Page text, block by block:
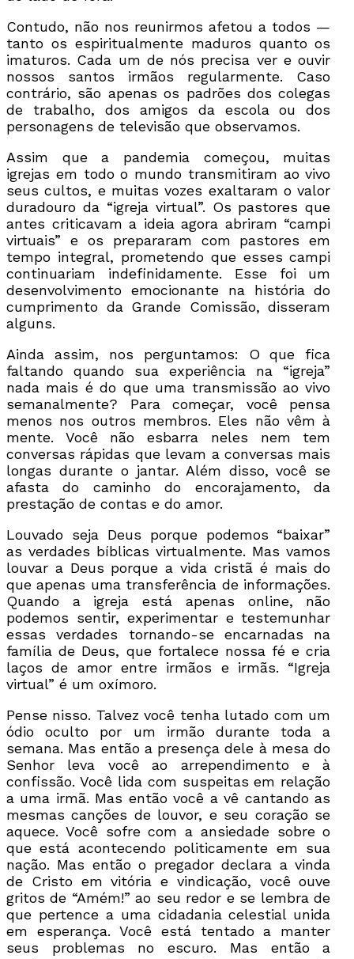
Contudo, não nos reunirmos afetou a todos —
tanto os espiritualmente maduros quanto os
imaturos. Cada um de nós precisa ver e ouvir
nossos santos irmãos regularmente. Caso
contrário, são apenas os padrões dos colegas
de trabalho, dos amigos da escola ou dos
personagens de televisão que observamos.
Assim que a pandemia começou, muitas
igrejas em todo o mundo transmitiram ao vivo
seus cultos, e muitas vozes exaltaram o valor
duradouro da “igreja virtual”. Os pastores que
antes criticavam a ideia agora abriram “campi
virtuais” e os prepararam com pastores em
tempo integral, prometendo que esses campi
continuariam indefinidamente. Esse foi um
desenvolvimento emocionante na história do
cumprimento da Grande Comissão, disseram
alguns.
Ainda assim, nos perguntamos: O que fica
faltando quando sua experiência na “igreja”
nada mais é do que uma transmissão ao vivo
semanalmente? Para começar, você pensa
menos nos outros membros. Eles não vêm à
mente. Você não esbarra neles nem tem
conversas rápidas que levam a conversas mais
longas durante o jantar. Além disso, você se
afasta do caminho do encorajamento, da
prestação de contas e do amor.
Louvado seja Deus porque podemos “baixar”
as verdades bíblicas virtualmente. Mas vamos
louvar a Deus porque a vida cristã é mais do
que apenas uma transferência de informações.
Quando a igreja está apenas online, não
podemos sentir, experimentar e testemunhar
essas verdades tornando-se encarnadas na
família de Deus, que fortalece nossa fé e cria
laços de amor entre irmãos e irmãs. “Igreja
virtual” é um oxímoro.
Pense nisso. Talvez você tenha lutado com um
ódio oculto por um irmão durante toda a
semana. Mas então a presença dele à mesa do
Senhor leva você ao arrependimento e à
confissão. Você lida com suspeitas em relação
a uma irmã. Mas então você a vê cantando as
mesmas canções de louvor, e seu coração se
aquece. Você sofre com a ansiedade sobre o
que está acontecendo politicamente em sua
nação. Mas então o pregador declara a vinda
de Cristo em vitória e vindicação, você ouve
gritos de “Amém!” ao seu redor e se lembra de
que pertence a uma cidadania celestial unida
em esperança. Você está tentado a manter
seus problemas no escuro. Mas então a